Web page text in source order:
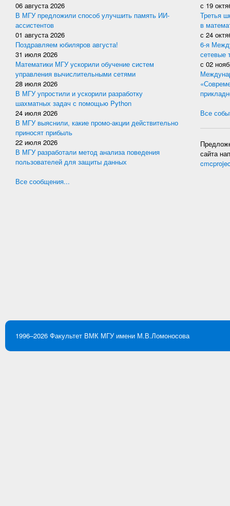
06 августа 2026
В МГУ предложили способ улучшить память ИИ-
ассистентов
01 августа 2026
Поздравляем юбиляров августа!
31 июля 2026
Математики МГУ ускорили обучение систем
управления вычислительными сетями
28 июля 2026
В МГУ упростили и ускорили разработку
шахматных задач с помощью Python
24 июля 2026
В МГУ выяснили, какие промо-акции действительно
приносят прибыль
22 июля 2026
В МГУ разработали метод анализа поведения
пользователей для защиты данных
Все сообщения...
с 19
Третья
в
с 24
6-я
сетевые
с 02
Все
сайта
1996–2026 Факультет ВМК МГУ имени М.В.Ломоносова